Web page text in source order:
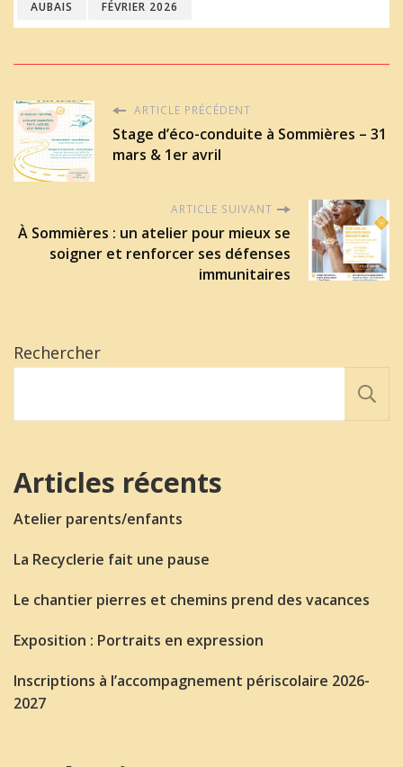
AUBAIS FÉVRIER 2026
ARTICLE PRÉCÉDENT
Stage d’éco-conduite à Sommières – 31
mars & 1er avril
ARTICLE SUIVANT
À Sommières : un atelier pour mieux se
soigner et renforcer ses défenses
immunitaires
Rechercher
Articles récents
Atelier parents/enfants
La Recyclerie fait une pause
Le chantier pierres et chemins prend des vacances
Exposition : Portraits en expression
Inscriptions à l’accompagnement périscolaire 2026-
2027